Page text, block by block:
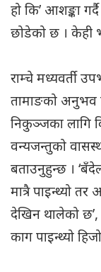
हो कि’ आशङ्का
छोडेको छ । केही
राम्चे मध्यवर्ती
तामाङको अनुभव
निकुञ्जका लागि
वन्यजन्तुको
बताउनुहुन्छ ।
मात्रै पाइन्थ्यो
देखिन थालेको छ’,
काग पाइन्थ्यो